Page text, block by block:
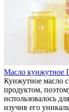
Масло
Кунжутное масло
продуктом,
использовалось
изучив его